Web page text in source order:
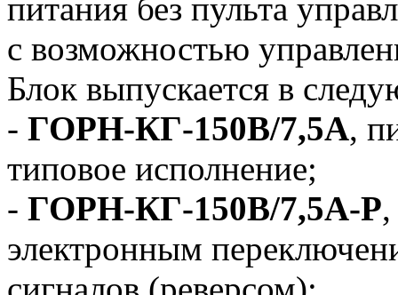
питания без пульта
с возможностью
Блок выпускается в
- ГОРН-КГ-150В/7,5А,
типовое исполнение;
- ГОРН-КГ-150В/7,5А-Р
электронным